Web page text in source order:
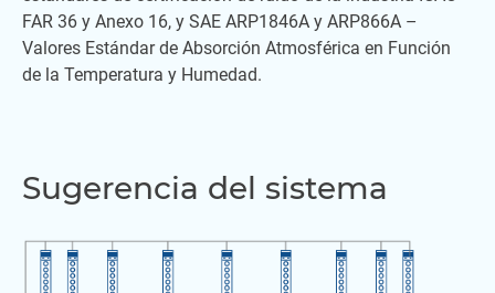
FAR 36 y Anexo 16, y SAE ARP1846A y ARP866A –
Valores Estándar de Absorción Atmosférica en Función
de la Temperatura y Humedad.
Sugerencia del sistema